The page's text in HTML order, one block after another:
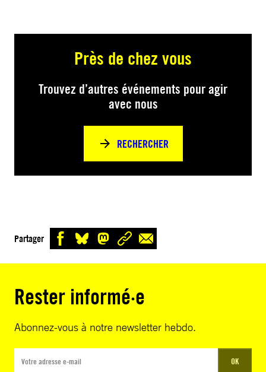
Près de chez vous
Trouvez d’autres événements pour agir
avec nous
RECHERCHER
Partager
Rester informé·e
Abonnez-vous à notre newsletter hebdo.
OK